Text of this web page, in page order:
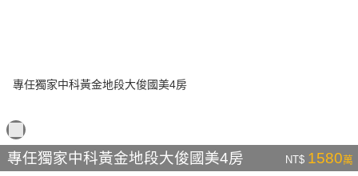
專任獨家中科黃金地段大俊國美4房 NT$ 1580萬